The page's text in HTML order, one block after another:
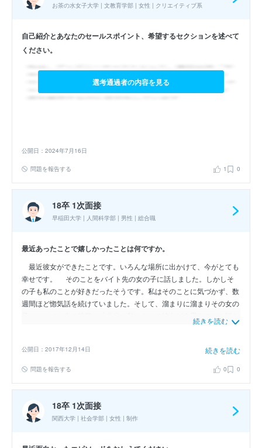
お茶の水女子大学 | 文教育学部 | 女性 | クリエイティブ系
自己紹介とあなたのセールスポイント、希望するセクションを述べて
ください。
選考通過者の内容を見る
公開日：2024年7月16日
問題を報告する 1 0
18卒 1次面接
早稲田大学 | 人間科学部 | 男性 | 総合職
最近あったことで嬉しかったことは何ですか。
最近彼女ができたことです。いろんな場所に出かけて、今がとても
幸せです。 そのことをバイト先の女の子に話しました。しかしそ
の子も私のことが好きだったそうです。私はそのことに気づかず、数
週間ほど惚気話を続けていました。そして、溜まりに溜まりその女の
子は、バイト先の後輩に「〇〇（私）さんの彼女どう思う？」と話し
かけ、誹謗したそうでした。その女の子から「絶対にこのことは〇〇
容だったので、その後輩は内密に私に教えてくれました。 今現在
確かに幸せですが、言動に気をつけ、惚気話をする相手や愚痴を共有
続きを読む
公開日：2017年12月14日 続きを読む
問題を報告する 0 0
18卒 1次面接
関西大学 | 社会学部 | 女性 | 制作